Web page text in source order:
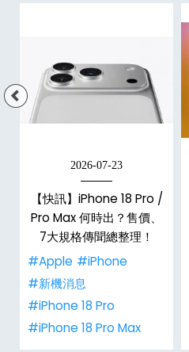
2026-07-23
【快訊】iPhone 18 Pro /
Pro Max 何時出？售價、
7大規格傳聞總整理！
#Apple #iPhone
#新機消息
#iPhone 18 Pro
#iPhone 18 Pro Max